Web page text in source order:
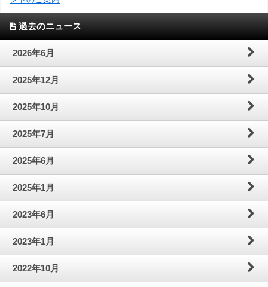
過去のニュース
2026年6月
2025年12月
2025年10月
2025年7月
2025年6月
2025年1月
2023年6月
2023年1月
2022年10月